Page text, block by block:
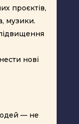
проєктів,
музики.
нові
— не